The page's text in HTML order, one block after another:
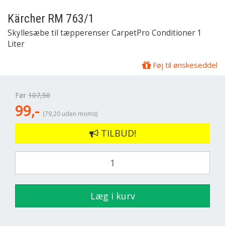
Kärcher RM 763/1
Skyllesæbe til tæpperenser CarpetPro Conditioner 1
Liter
Føj til ønskeseddel
Før 107,50
99,- (79,20 uden moms)
TILBUD!
Læg i kurv